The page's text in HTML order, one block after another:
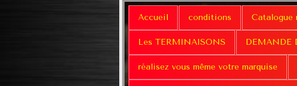
Accueil conditions Catalogue
Les TERMINAISONS DEMANDE
réalisez vous même votre marquise